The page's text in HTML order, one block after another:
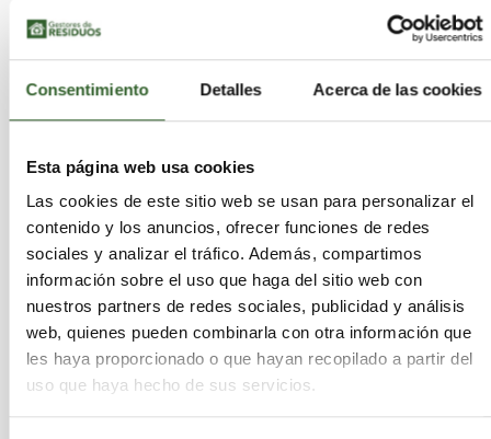
Consentimiento Detalles Acerca de las cookies
Esta página web usa cookies
Las cookies de este sitio web se usan para personalizar el
contenido y los anuncios, ofrecer funciones de redes
sociales y analizar el tráfico. Además, compartimos
información sobre el uso que haga del sitio web con
nuestros partners de redes sociales, publicidad y análisis
web, quienes pueden combinarla con otra información que
les haya proporcionado o que hayan recopilado a partir del
uso que haya hecho de sus servicios.
Economía colaborativa y reutilización
creativa
La promoción de plataformas de intercambio,
reparación o reutilización creativa (p. ej., arte o
presión sobre flujos tradicionales de RSU y
mercados locales de reutilización.
Consideraciones para gestores
y políticas públicas